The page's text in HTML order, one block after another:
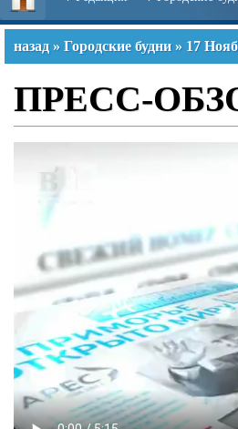
назад » Городские будни » 17
ПРЕСС-